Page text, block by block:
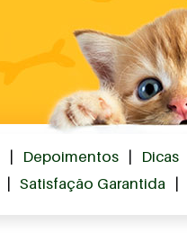
Depoimentos Dicas
Satisfação Garantida